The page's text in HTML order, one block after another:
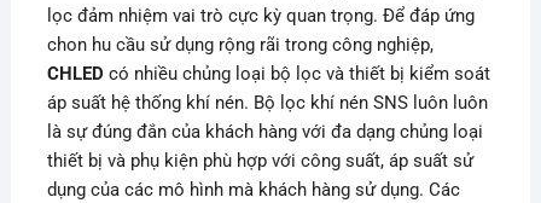
lọc đảm nhiệm vai trò cực kỳ quan trọng. Để đáp ứng
chon hu cầu sử dụng rộng rãi trong công nghiệp,
CHLED có nhiều chủng loại bộ lọc và thiết bị kiểm soát
áp suất hệ thống khí nén. Bộ lọc khí nén SNS luôn luôn
là sự đúng đắn của khách hàng với đa dạng chủng loại
thiết bị và phụ kiện phù hợp với công suất, áp suất sử
dụng của các mô hình mà khách hàng sử dụng. Các